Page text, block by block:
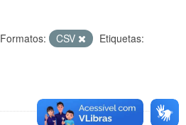
Formatos: CSV
Etiquetas: